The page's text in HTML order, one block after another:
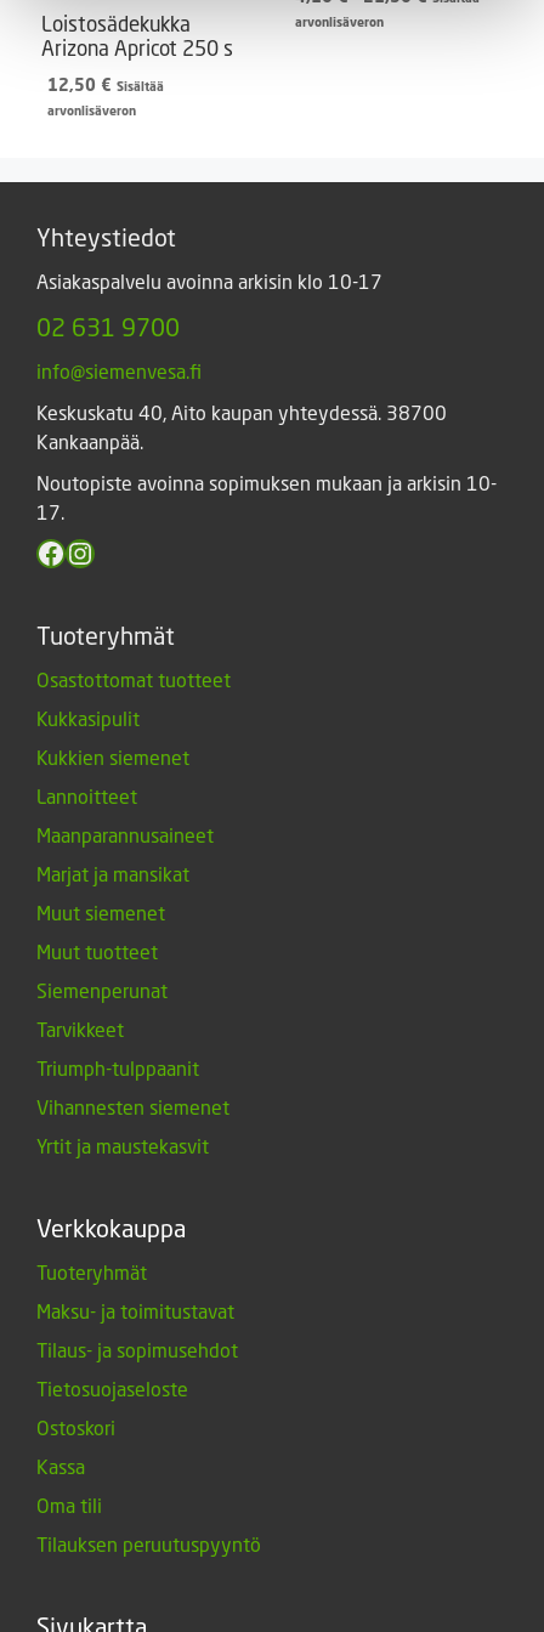
Loistosädekukka
Arizona Apricot 250 s
12,50 € Sisältää
arvonlisäveron
arvonlisäveron
Yhteystiedot
Asiakaspalvelu avoinna arkisin klo 10-17
02 631 9700
info@siemenvesa.fi
Keskuskatu 40, Aito kaupan yhteydessä. 38700
Kankaanpää.
Noutopiste avoinna sopimuksen mukaan ja arkisin 10-
17.
Facebook
Instagram
Tuoteryhmät
Osastottomat tuotteet
Kukkasipulit
Kukkien siemenet
Lannoitteet
Maanparannusaineet
Marjat ja mansikat
Muut siemenet
Muut tuotteet
Siemenperunat
Tarvikkeet
Triumph-tulppaanit
Vihannesten siemenet
Yrtit ja maustekasvit
Verkkokauppa
Tuoteryhmät
Maksu- ja toimitustavat
Tilaus- ja sopimusehdot
Tietosuojaseloste
Ostoskori
Kassa
Oma tili
Tilauksen peruutuspyyntö
Sivukartta